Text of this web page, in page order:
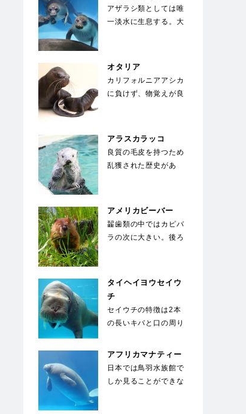
アザラシ類としては唯
一淡水に生息する。大
い…
オタリア
カリフォルニアアシカ
に負けず、物覚えが良
アラスカラッコ
良質の毛皮を持つため
乱獲された歴史があ
アメリカビーバー
齧歯類の中ではカピバ
ラの次に大きい。後ろ
使…
タイヘイヨウセイウ
チ
セイウチの特徴は2本
の長いキバと口の周り
ゲ。キバは上顎の犬…
アフリカマナティー
日本では鳥羽水族館で
しか見ることができな